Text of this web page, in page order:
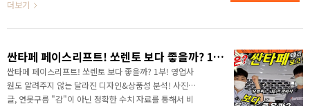
절대적인 1위였죠? 하지만 쏘렌토에서 1위 자리를 내주
요? 만약에 친환경 혜택까지 받은 하이브리드 차량이 출
시된다면 판세을 뒤집을 수 있을까요? # 세부적인 내용
을 담고 있는 영상으로 보시길 추천합니다. 안녕하세요?
연못구름입니다! 작년 시장에서 싼타페는 처음으로 쏘
더보기
싼타페 페이스리프트! 쏘렌토 보다 좋을까? 1부! 영업사원도 알려주지 않는 달라진 디자인&상품성 분석! Santafe facelift VS Sorento comparison!
싼타페 페이스리프트! 쏘렌토 보다 좋을까? 1부! 영업사
원도 알려주지 않는 달라진 디자인&상품성 분석!​ 사진 |
글, 연못구름 "감"이 아닌 정확한 수치 자료를 통해서 비